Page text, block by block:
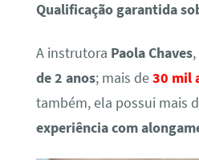
Qualificação garantida
A instrutora Paola Chaves,
de 2 anos; mais de30 mil
também, ela possui mais
experiência com